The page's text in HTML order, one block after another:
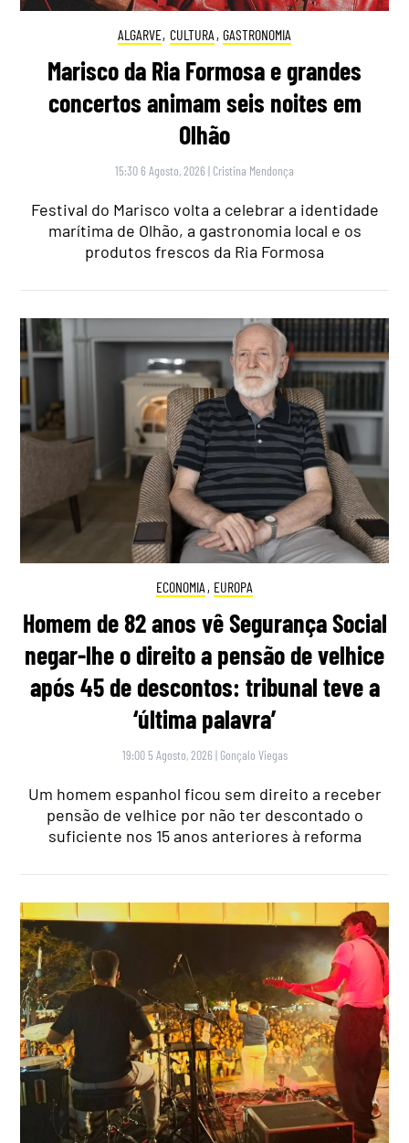
ALGARVE, CULTURA , GASTRONOMIA
Marisco da Ria Formosa e grandes
concertos animam seis noites em
Olhão
15:30 6 Agosto, 2026 | Cristina Mendonça
Festival do Marisco volta a celebrar a identidade
marítima de Olhão, a gastronomia local e os
produtos frescos da Ria Formosa
ECONOMIA , EUROPA
Homem de 82 anos vê Segurança Social
negar-lhe o direito a pensão de velhice
após 45 de descontos: tribunal teve a
‘última palavra’
19:00 5 Agosto, 2026 | Gonçalo Viegas
Um homem espanhol ficou sem direito a receber
pensão de velhice por não ter descontado o
suficiente nos 15 anos anteriores à reforma